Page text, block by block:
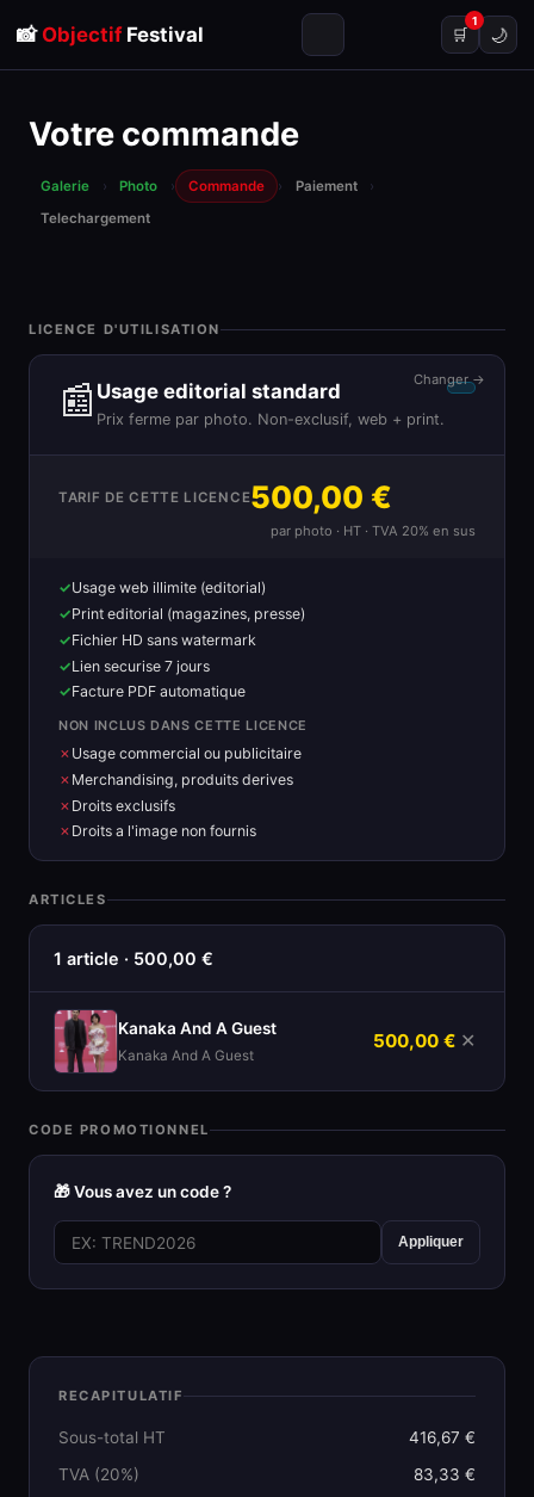
📸 ObjectifFestival 🛒
1
🌙
Votre commande
Galerie › Photo › Commande › Paiement
›
Telechargement
LICENCE D'UTILISATION
📰 Usage editorial standard
Prix ferme par photo. Non-exclusif, web + print.
Changer →
TARIF DE CETTE LICENCE500,00 €
par photo · HT · TVA 20% en sus
Usage web illimite (editorial)
Print editorial (magazines, presse)
Fichier HD sans watermark
Lien securise 7 jours
Facture PDF automatique
NON INCLUS DANS CETTE LICENCE
Usage commercial ou publicitaire
Merchandising, produits derives
Droits exclusifs
Droits a l'image non fournis
ARTICLES
1 article · 500,00 €
Kanaka And A Guest
Kanaka And A Guest
500,00 € ✕
CODE PROMOTIONNEL
🎁 Vous avez un code ?
Appliquer
RECAPITULATIF
Sous-total HT
416,67 €
TVA (20%)
83,33 €